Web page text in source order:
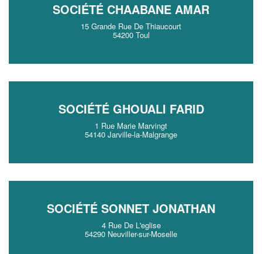
SOCIÉTÉ CHAABANE AMAR
15 Grande Rue De Thiaucourt
54200 Toul
SOCIÉTÉ GHOUALI FARID
1 Rue Marie Marvingt
54140 Jarville-la-Malgrange
SOCIÉTÉ SONNET JONATHAN
4 Rue De L'eglise
54290 Neuviller-sur-Moselle